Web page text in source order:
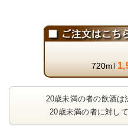
720ml
20歳未満の者の飲酒は
20歳未満の者に対し